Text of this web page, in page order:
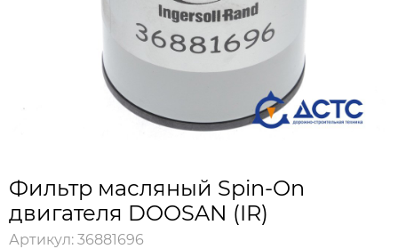
Фильтр масляный Spin-On
двигателя DOOSAN (IR)
Артикул: 36881696